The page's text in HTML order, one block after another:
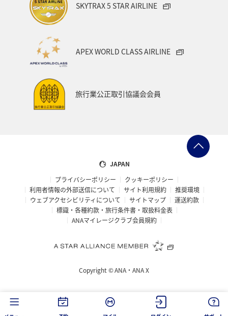
SKYTRAX 5 STAR AIRLINE
APEX WORLD CLASS AIRLINE
旅行業公正取引協議会会員
JAPAN
プライバシーポリシー
クッキーポリシー
利用者情報の外部送信について
サイト利用規約
推奨環境
ウェブアクセシビリティについて
サイトマップ
運送約款
標識・各種約款・旅行条件書・取扱料金表
ANAマイレージクラブ会員規約
Copyright ©ANA・ANA X